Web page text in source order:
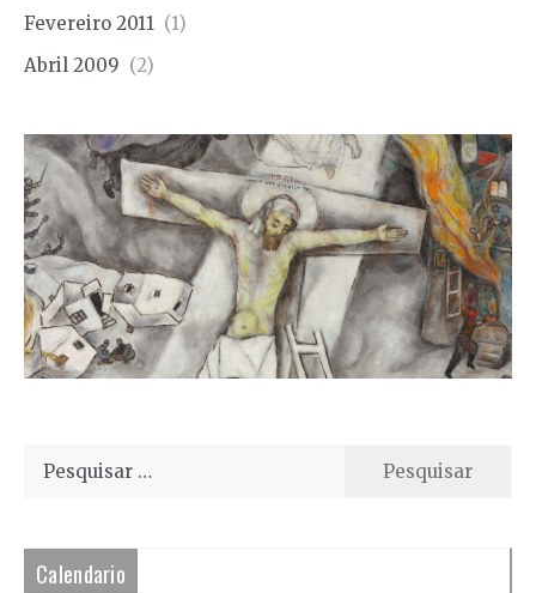
Fevereiro 2011 (1)
Abril 2009 (2)
Pesquisar
Calendario